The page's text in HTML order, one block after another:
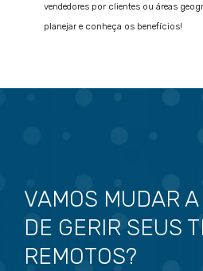
vendedores por clientes ou áreas
planejar e conheça os benefícios!
VAMOS MUDAR
DE GERIR SEUS
REMOTOS?